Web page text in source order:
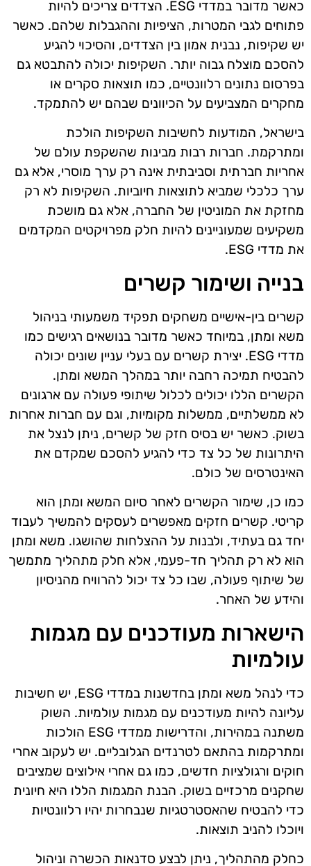
כאשר מדובר במדדי ESG. הצדדים צריכים להיות
פתוחים לגבי המטרות, הציפיות וההגבלות שלהם. כאשר
יש שקיפות, נבנית אמון בין הצדדים, והסיכוי להגיע
להסכם מוצלח גבוה יותר. השקיפות יכולה להתבטא גם
בפרסום נתונים רלוונטיים, כמו תוצאות סקרים או
מחקרים המצביעים על הכיוונים שבהם יש להתמקד.
בישראל, המודעות לחשיבות השקיפות הולכת
ומתרקמת. חברות רבות מבינות שהשקפת עולם של
אחריות חברתית וסביבתית אינה רק ערך מוסרי, אלא גם
ערך כלכלי שמביא לתוצאות חיוביות. השקיפות לא רק
מחזקת את המוניטין של החברה, אלא גם מושכת
משקיעים שמעוניינים להיות חלק מפרויקטים המקדמים
את מדדי ESG.
בנייה ושימור קשרים
קשרים בין-אישיים משחקים תפקיד משמעותי בניהול
משא ומתן, במיוחד כאשר מדובר בנושאים רגישים כמו
מדדי ESG. יצירת קשרים עם בעלי עניין שונים יכולה
להבטיח תמיכה רחבה יותר במהלך המשא ומתן.
הקשרים הללו יכולים לכלול שיתופי פעולה עם ארגונים
לא ממשלתיים, ממשלות מקומיות, וגם עם חברות אחרות
בשוק. כאשר יש בסיס חזק של קשרים, ניתן לנצל את
היתרונות של כל צד כדי להגיע להסכם שמקדם את
האינטרסים של כולם.
כמו כן, שימור הקשרים לאחר סיום המשא ומתן הוא
קריטי. קשרים חזקים מאפשרים לעסקים להמשיך לעבוד
יחד גם בעתיד, ולבנות על ההצלחות שהושגו. משא ומתן
הוא לא רק תהליך חד-פעמי, אלא חלק מתהליך מתמשך
של שיתוף פעולה, שבו כל צד יכול להרוויח מהניסיון
והידע של האחר.
הישארות מעודכנים עם מגמות
עולמיות
כדי לנהל משא ומתן בחדשנות במדדי ESG, יש חשיבות
עליונה להיות מעודכנים עם מגמות עולמיות. השוק
משתנה במהירות, והדרישות ממדדי ESG הולכות
ומתרקמות בהתאם לטרנדים הגלובליים. יש לעקוב אחרי
חוקים ורגולציות חדשים, כמו גם אחרי אילוצים שמציבים
שחקנים מרכזיים בשוק. הבנת המגמות הללו היא חיונית
כדי להבטיח שהאסטרטגיות שנבחרות יהיו רלוונטיות
ויוכלו להניב תוצאות.
כחלק מהתהליך, ניתן לבצע סדנאות הכשרה וניהול